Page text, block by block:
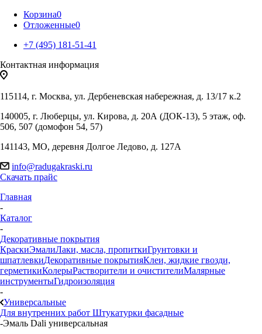
Корзина0
Отложенные0
+7 (495) 181-51-41
Контактная информация
115114, г. Москва, ул. Дербеневская набережная, д. 13/17 к.2
140005, г. Люберцы, ул. Кирова, д. 20А (ДОК-13), 5 этаж, оф.
506, 507 (домофон 54, 57)
141143, МО, деревня Долгое Ледово, д. 127А
info@radugakraski.ru
Скачать прайс
Главная
-
Каталог
-
Декоративные покрытия
КраскиЭмалиЛаки, масла, пропиткиГрунтовки и
шпатлевкиДекоративные покрытияКлеи, жидкие гвозди,
герметикиКолерыРастворители и очистителиМалярные
инструментыГидроизоляция
-
Универсальные
Для внутренних работ Штукатурки фасадные
-Эмаль Dali универсальная